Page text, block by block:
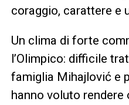
coraggio, carattere e
Un clima di forte
l’Olimpico: difficile
famiglia Mihajlović e
hanno voluto rendere